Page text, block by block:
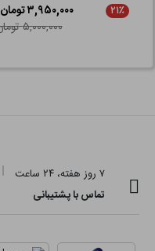
۲۱٪
۳,۹۵۰,۰۰۰ تومان
۵,۰۰۰,۰۰۰ تومان
۷ روز هفته، ۲۴ ساعت
تماس با پشتیبانی